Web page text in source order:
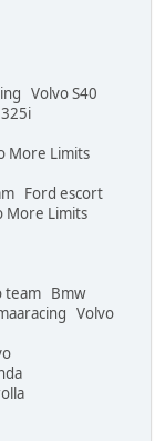
Volvo S40
More Limits
Ford escort
Limits
team Bmw
Volvo